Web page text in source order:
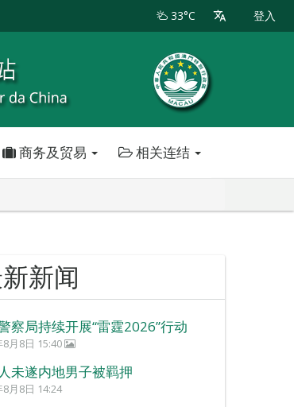
33°C 登入
商务及贸易 相关连结
新闻
察局持续开展“雷霆2026”行动
8月8日 15:40
未遂内地男子被羁押
月8日 14:24